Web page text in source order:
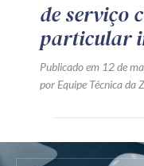
de serviço
particular
Publicado em 12 de
por Equipe Técnica da